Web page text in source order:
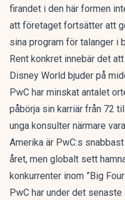
firandet i den här formen
att företaget fortsätter att
sina program för talanger i
Rent konkret innebär det
Disney World bjuder på
PwC har minskat antalet
påbörja sin karriär från 72
unga konsulter närmare
Amerika är PwC:s
året, men globalt sett
konkurrenter inom ”Big
PwC har under det